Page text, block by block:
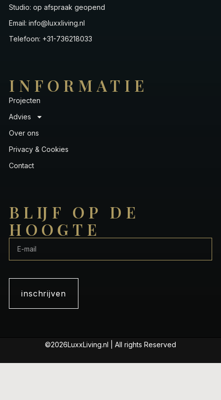
Studio: op afspraak geopend
Email: info@luxxliving.nl
Telefoon: +31-736218033
INFORMATIE
Projecten
Advies
Over ons
Privacy & Cookies
Contact
BLIJF OP DE
HOOGTE
inschrijven
©2026LuxxLiving.nl | All rights Reserved